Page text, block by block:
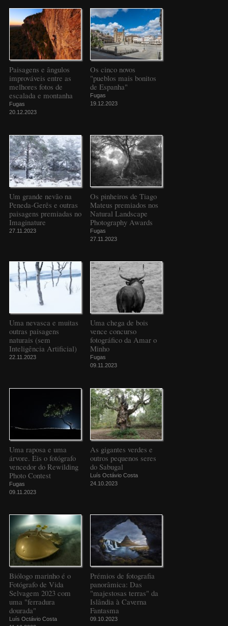
Paisagens e ângulos
improváveis entre as
melhores fotos de
escalada e montanha
Fugas
20.12.2023
Os cinco novos
"pueblos mais bonitos
de Espanha"
Fugas
19.12.2023
Um grande nevão na
Peneda-Gerês e outras
paisagens premiadas no
Imaginature
27.11.2023
Os pinheiros de Tiago
Mateus premiados nos
Natural Landscape
Photography Awards
Fugas
27.11.2023
Uma nevasca e muitas
outras paisagens
naturais (sem
Inteligência Artificial)
22.11.2023
Uma chega de bois
vence concurso
fotográfico da Amar o
Minho
Fugas
09.11.2023
Uma raposa e uma
árvore. Eis o fotógrafo
vencedor do Rewilding
Photo Contest
Fugas
09.11.2023
As gigantes verdes e
outros pequenos seres
do Sabugal
Luís Octávio Costa
24.10.2023
Biólogo marinho é o
Fotógrafo de Vida
Selvagem 2023 com
uma "ferradura
dourada"
Luís Octávio Costa
Prémios de fotografia
panorâmica: Das
"majestosas terras" da
Islândia à Caverna
Fantasma
09.10.2023